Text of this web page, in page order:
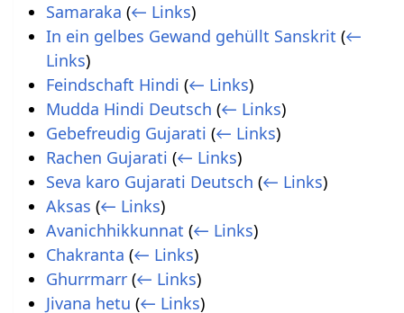
Samaraka (← Links)
In ein gelbes Gewand gehüllt Sanskrit (←
Links)
Feindschaft Hindi (← Links)
Mudda Hindi Deutsch (← Links)
Gebefreudig Gujarati (← Links)
Rachen Gujarati (← Links)
Seva karo Gujarati Deutsch (← Links)
Aksas (← Links)
Avanichhikkunnat (← Links)
Chakranta (← Links)
Ghurrmarr (← Links)
Jivana hetu (← Links)